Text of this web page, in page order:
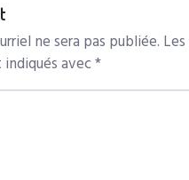
ne sera pas publiée.
avec*